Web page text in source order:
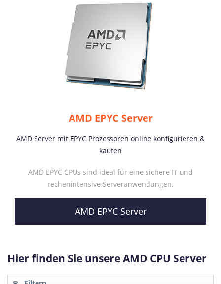
AMD EPYC Server
AMD Server mit EPYC Prozessoren online konfigurieren &
kaufen
AMD EPYC CPUs sind ideal für eine sichere IT und
rechenintensive Serveranwendungen.
AMD EPYC Server
Hier finden Sie unsere AMD CPU Server